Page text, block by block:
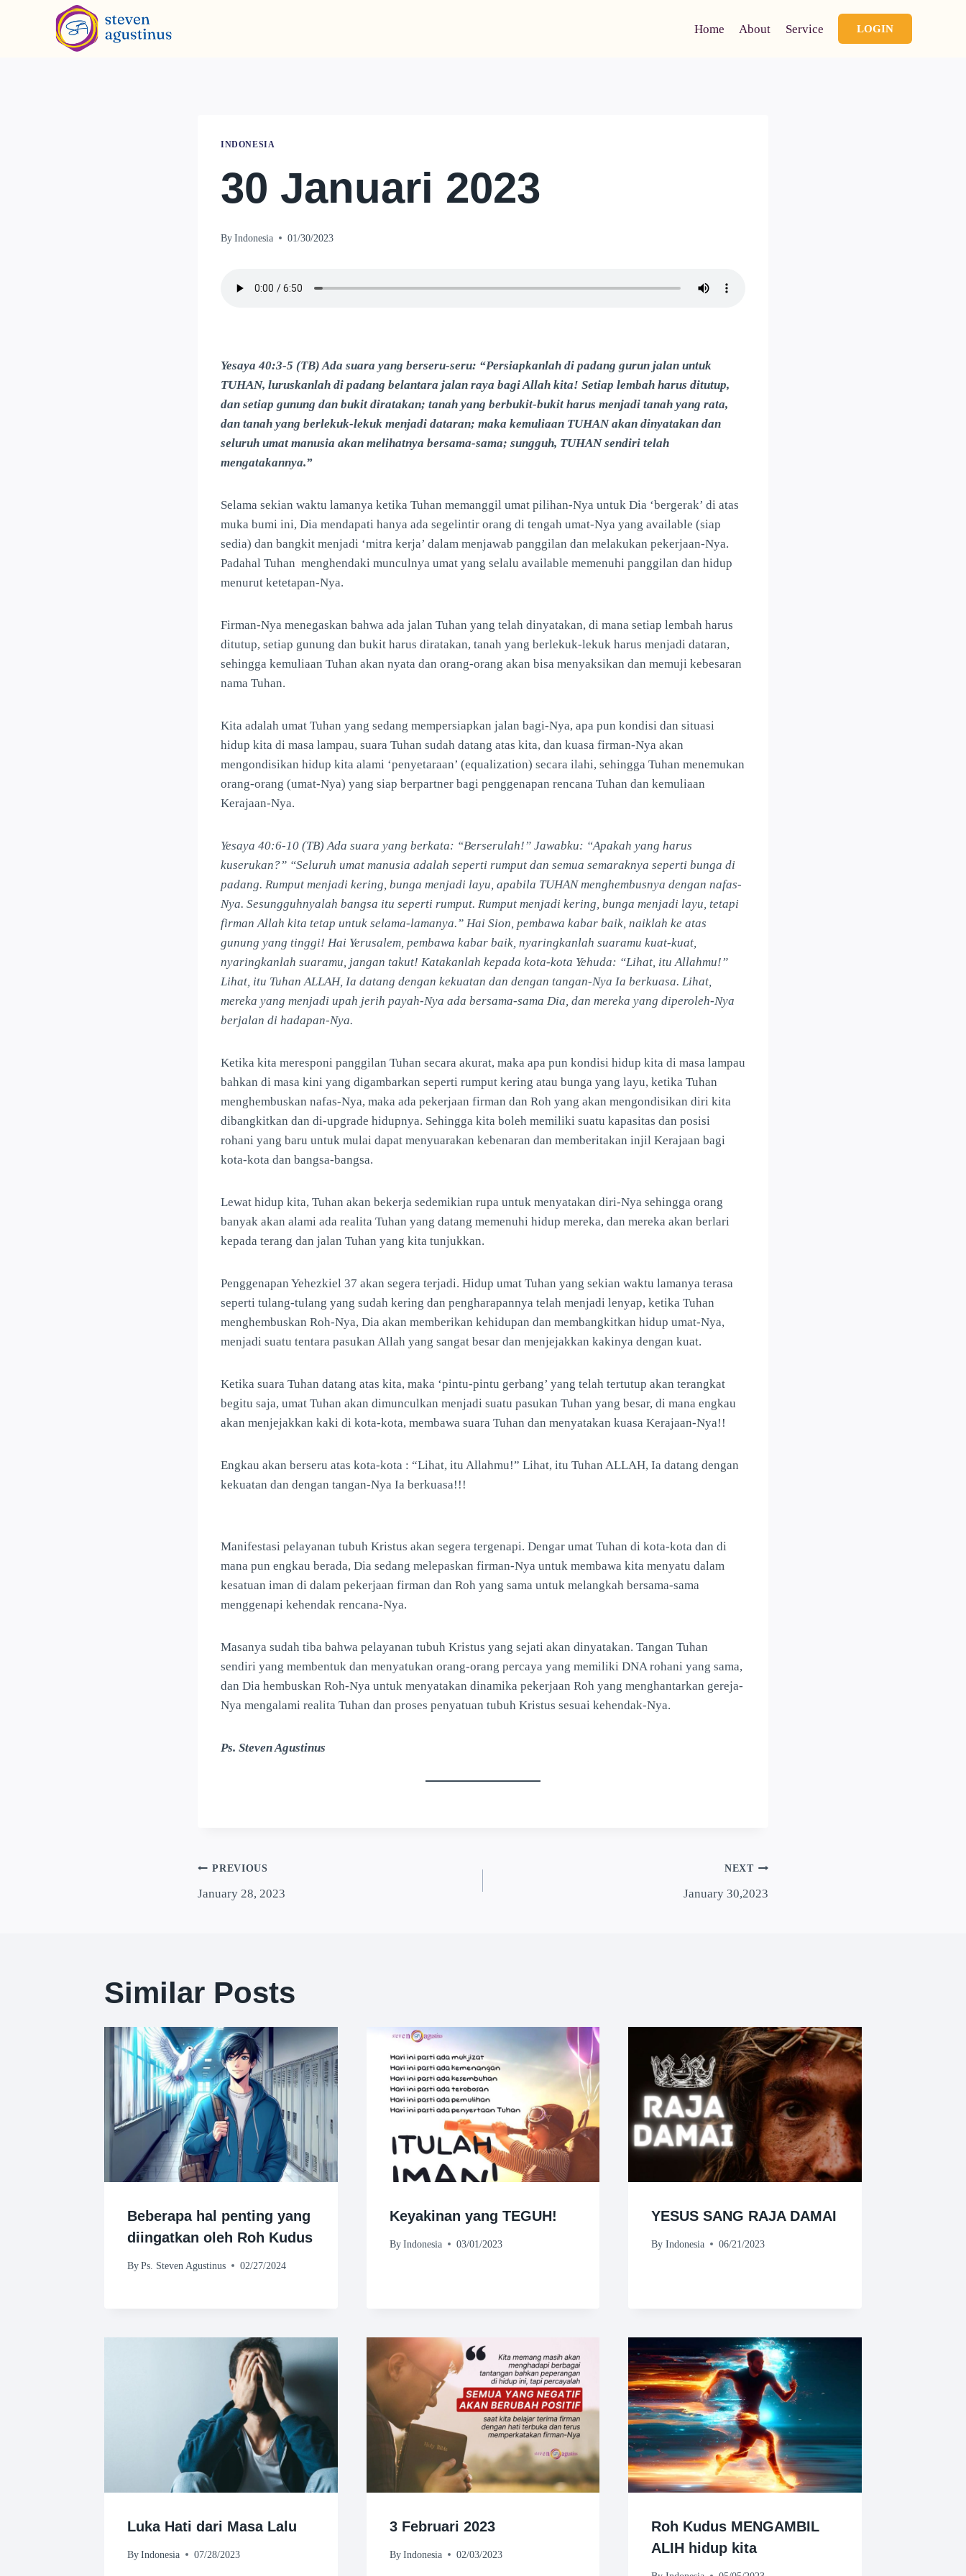
Home About Service LOGIN
INDONESIA
30 Januari 2023
By Indonesia 01/30/2023
Yesaya 40:3-5 (TB) Ada suara yang berseru-seru: “Persiapkanlah di padang gurun jalan untuk
TUHAN, luruskanlah di padang belantara jalan raya bagi Allah kita! Setiap lembah harus ditutup,
dan setiap gunung dan bukit diratakan; tanah yang berbukit-bukit harus menjadi tanah yang rata,
dan tanah yang berlekuk-lekuk menjadi dataran; maka kemuliaan TUHAN akan dinyatakan dan
seluruh umat manusia akan melihatnya bersama-sama; sungguh, TUHAN sendiri telah
mengatakannya.”
Selama sekian waktu lamanya ketika Tuhan memanggil umat pilihan-Nya untuk Dia ‘bergerak’ di atas
muka bumi ini, Dia mendapati hanya ada segelintir orang di tengah umat-Nya yang available (siap
sedia) dan bangkit menjadi ‘mitra kerja’ dalam menjawab panggilan dan melakukan pekerjaan-Nya.
Padahal Tuhan menghendaki munculnya umat yang selalu available memenuhi panggilan dan hidup
menurut ketetapan-Nya.
Firman-Nya menegaskan bahwa ada jalan Tuhan yang telah dinyatakan, di mana setiap lembah harus
ditutup, setiap gunung dan bukit harus diratakan, tanah yang berlekuk-lekuk harus menjadi dataran,
sehingga kemuliaan Tuhan akan nyata dan orang-orang akan bisa menyaksikan dan memuji kebesaran
nama Tuhan.
Kita adalah umat Tuhan yang sedang mempersiapkan jalan bagi-Nya, apa pun kondisi dan situasi
hidup kita di masa lampau, suara Tuhan sudah datang atas kita, dan kuasa firman-Nya akan
mengondisikan hidup kita alami ‘penyetaraan’ (equalization) secara ilahi, sehingga Tuhan menemukan
orang-orang (umat-Nya) yang siap berpartner bagi penggenapan rencana Tuhan dan kemuliaan
Kerajaan-Nya.
Yesaya 40:6-10 (TB) Ada suara yang berkata: “Berserulah!” Jawabku: “Apakah yang harus
kuserukan?” “Seluruh umat manusia adalah seperti rumput dan semua semaraknya seperti bunga di
padang. Rumput menjadi kering, bunga menjadi layu, apabila TUHAN menghembusnya dengan nafas-
Nya. Sesungguhnyalah bangsa itu seperti rumput. Rumput menjadi kering, bunga menjadi layu, tetapi
firman Allah kita tetap untuk selama-lamanya.” Hai Sion, pembawa kabar baik, naiklah ke atas
gunung yang tinggi! Hai Yerusalem, pembawa kabar baik, nyaringkanlah suaramu kuat-kuat,
nyaringkanlah suaramu, jangan takut! Katakanlah kepada kota-kota Yehuda: “Lihat, itu Allahmu!”
Lihat, itu Tuhan ALLAH, Ia datang dengan kekuatan dan dengan tangan-Nya Ia berkuasa. Lihat,
mereka yang menjadi upah jerih payah-Nya ada bersama-sama Dia, dan mereka yang diperoleh-Nya
berjalan di hadapan-Nya.
Ketika kita meresponi panggilan Tuhan secara akurat, maka apa pun kondisi hidup kita di masa lampau
bahkan di masa kini yang digambarkan seperti rumput kering atau bunga yang layu, ketika Tuhan
menghembuskan nafas-Nya, maka ada pekerjaan firman dan Roh yang akan mengondisikan diri kita
dibangkitkan dan di-upgrade hidupnya. Sehingga kita boleh memiliki suatu kapasitas dan posisi
rohani yang baru untuk mulai dapat menyuarakan kebenaran dan memberitakan injil Kerajaan bagi
kota-kota dan bangsa-bangsa.
Lewat hidup kita, Tuhan akan bekerja sedemikian rupa untuk menyatakan diri-Nya sehingga orang
banyak akan alami ada realita Tuhan yang datang memenuhi hidup mereka, dan mereka akan berlari
kepada terang dan jalan Tuhan yang kita tunjukkan.
Penggenapan Yehezkiel 37 akan segera terjadi. Hidup umat Tuhan yang sekian waktu lamanya terasa
seperti tulang-tulang yang sudah kering dan pengharapannya telah menjadi lenyap, ketika Tuhan
menghembuskan Roh-Nya, Dia akan memberikan kehidupan dan membangkitkan hidup umat-Nya,
menjadi suatu tentara pasukan Allah yang sangat besar dan menjejakkan kakinya dengan kuat.
Ketika suara Tuhan datang atas kita, maka ‘pintu-pintu gerbang’ yang telah tertutup akan terangkat
begitu saja, umat Tuhan akan dimunculkan menjadi suatu pasukan Tuhan yang besar, di mana engkau
akan menjejakkan kaki di kota-kota, membawa suara Tuhan dan menyatakan kuasa Kerajaan-Nya!!
Engkau akan berseru atas kota-kota : “Lihat, itu Allahmu!” Lihat, itu Tuhan ALLAH, Ia datang dengan
kekuatan dan dengan tangan-Nya Ia berkuasa!!!
Manifestasi pelayanan tubuh Kristus akan segera tergenapi. Dengar umat Tuhan di kota-kota dan di
mana pun engkau berada, Dia sedang melepaskan firman-Nya untuk membawa kita menyatu dalam
kesatuan iman di dalam pekerjaan firman dan Roh yang sama untuk melangkah bersama-sama
menggenapi kehendak rencana-Nya.
Masanya sudah tiba bahwa pelayanan tubuh Kristus yang sejati akan dinyatakan. Tangan Tuhan
sendiri yang membentuk dan menyatukan orang-orang percaya yang memiliki DNA rohani yang sama,
dan Dia hembuskan Roh-Nya untuk menyatakan dinamika pekerjaan Roh yang menghantarkan gereja-
Nya mengalami realita Tuhan dan proses penyatuan tubuh Kristus sesuai kehendak-Nya.
Ps. Steven Agustinus
PREVIOUS
January 28, 2023
NEXT
January 30,2023
Similar Posts
Beberapa hal penting yang
diingatkan oleh Roh Kudus
By Ps. Steven Agustinus 02/27/2024
Keyakinan yang TEGUH!
By Indonesia 03/01/2023
YESUS SANG RAJA DAMAI
By Indonesia 06/21/2023
Luka Hati dari Masa Lalu
By Indonesia 07/28/2023
3 Februari 2023
By Indonesia 02/03/2023
Roh Kudus MENGAMBIL
ALIH hidup kita